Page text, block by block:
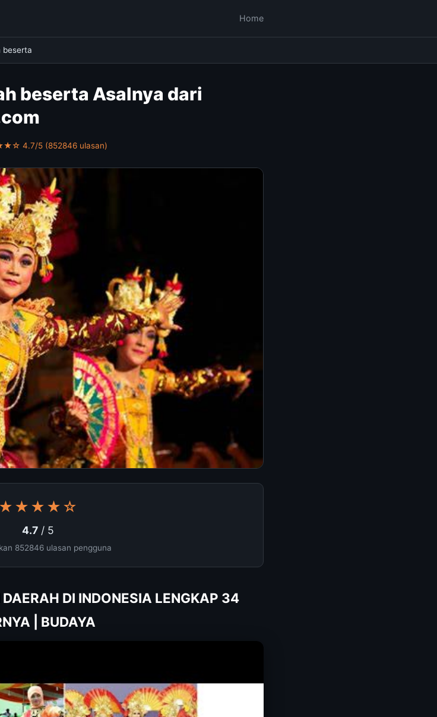
Home
beserta
beserta Asalnya dari
4.7/5 (852846 ulasan)
★★★★☆
4.7 / 5
852846 ulasan pengguna
DI INDONESIA LENGKAP 34
| BUDAYA